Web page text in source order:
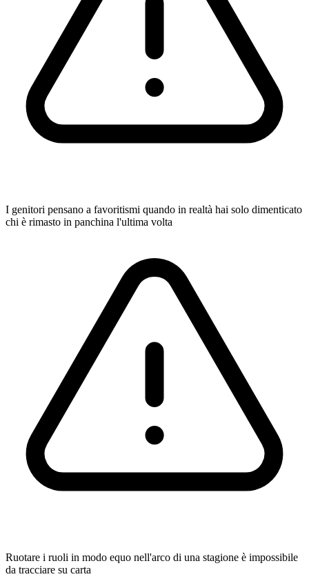
I genitori pensano a favoritismi quando in realtà hai solo dimenticato
chi è rimasto in panchina l'ultima volta
Ruotare i ruoli in modo equo nell'arco di una stagione è impossibile
da tracciare su carta